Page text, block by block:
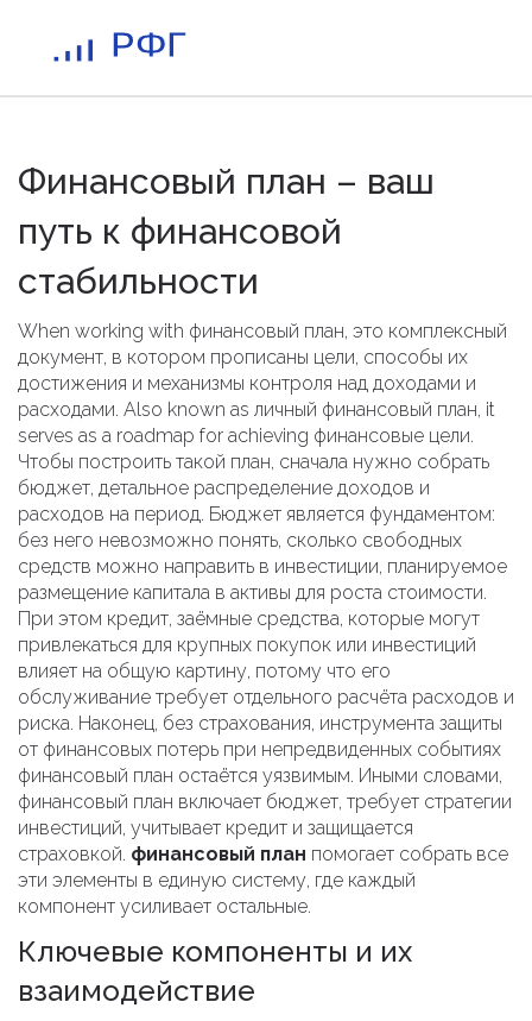
Финансовый план – ваш
путь к финансовой
стабильности
When working with финансовый план, это комплексный
документ, в котором прописаны цели, способы их
достижения и механизмы контроля над доходами и
расходами. Also known as личный финансовый план, it
serves as a roadmap for achieving финансовые цели.
Чтобы построить такой план, сначала нужно собрать
бюджет, детальное распределение доходов и
расходов на период. Бюджет является фундаментом:
без него невозможно понять, сколько свободных
средств можно направить в инвестиции, планируемое
размещение капитала в активы для роста стоимости.
При этом кредит, заёмные средства, которые могут
привлекаться для крупных покупок или инвестиций
влияет на общую картину, потому что его
обслуживание требует отдельного расчёта расходов и
риска. Наконец, без страхования, инструмента защиты
от финансовых потерь при непредвиденных событиях
финансовый план остаётся уязвимым. Иными словами,
финансовый план включает бюджет, требует стратегии
инвестиций, учитывает кредит и защищается
страховкой. финансовый план помогает собрать все
эти элементы в единую систему, где каждый
компонент усиливает остальные.
Ключевые компоненты и их
взаимодействие